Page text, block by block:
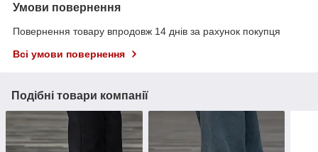
Умови повернення
Повернення товару впродовж 14 днів за рахунок покупця
Всі умови повернення
Подібні товари компанії